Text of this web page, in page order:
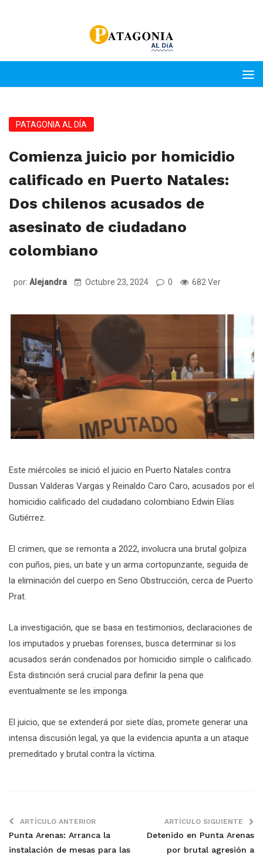
PATAGONIA AL DÍA
Comienza juicio por homicidio
calificado en Puerto Natales:
Dos chilenos acusados de
asesinato de ciudadano
colombiano
por: Alejandra Octubre 23, 2024 0 682 Ver
Este miércoles se inició el juicio en Puerto Natales contra
Dussan Valderas Vargas y Reinaldo Caro Caro, acusados por el
homicidio calificado del ciudadano colombiano Edwin Elías
Gutiérrez.
El crimen, que se remonta a 2022, involucra una brutal golpiza
con puños, pies, un bate y un arma cortopunzante, seguida de
la eliminación del cuerpo en Seno Obstrucción, cerca de Puerto
Prat.
La investigación, que se basa en testimonios, declaraciones de
los imputados y pruebas forenses, busca determinar si los
acusados serán condenados por homicidio simple o calificado.
Esta distinción será crucial para definir la pena que
eventualmente se les imponga.
El juicio, que se extenderá por siete días, promete generar una
intensa discusión legal, ya que la evidencia apunta a un ataque
premeditado y brutal contra la víctima.
ARTÍCULO ANTERIOR
Punta Arenas: Arranca la
instalación de mesas para las
ARTÍCULO SIGUIENTE
Detenido en Punta Arenas
por brutal agresión a